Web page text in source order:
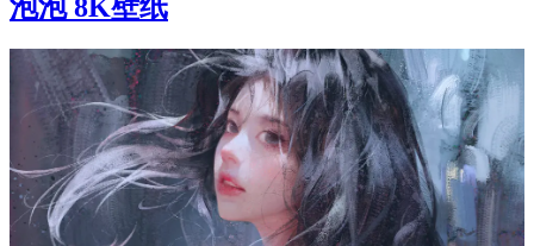
泡泡 8K壁纸